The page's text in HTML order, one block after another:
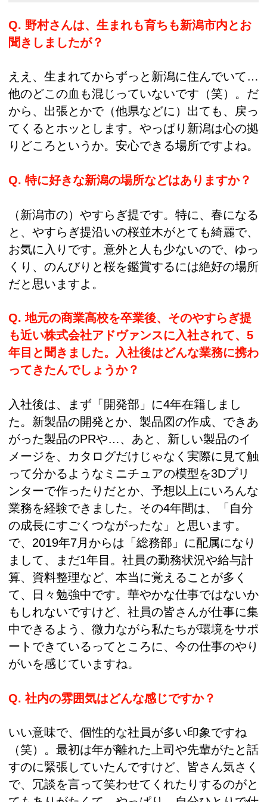
Q. 野村さんは、生まれも育ちも新潟市内とお
聞きしましたが？
ええ、生まれてからずっと新潟に住んでいて…
他のどこの血も混じっていないです（笑）。だ
から、出張とかで（他県などに）出ても、戻っ
てくるとホッとします。やっぱり新潟は心の拠
りどころというか。安心できる場所ですよね。
Q. 特に好きな新潟の場所などはありますか？
（新潟市の）やすらぎ提です。特に、春になる
と、やすらぎ提沿いの桜並木がとても綺麗で、
お気に入りです。意外と人も少ないので、ゆっ
くり、のんびりと桜を鑑賞するには絶好の場所
だと思いますよ。
Q. 地元の商業高校を卒業後、そのやすらぎ提
も近い株式会社アドヴァンスに入社されて、5
年目と聞きました。入社後はどんな業務に携わ
ってきたんでしょうか？
入社後は、まず「開発部」に4年在籍しまし
た。新製品の開発とか、製品図の作成、できあ
がった製品のPRや…、あと、新しい製品のイ
メージを、カタログだけじゃなく実際に見て触
って分かるようなミニチュアの模型を3Dプリ
ンターで作ったりだとか、予想以上にいろんな
業務を経験できました。その4年間は、「自分
の成長にすごくつながったな」と思います。
で、2019年7月からは「総務部」に配属になり
まして、まだ1年目。社員の勤務状況や給与計
算、資料整理など、本当に覚えることが多く
て、日々勉強中です。華やかな仕事ではないか
もしれないですけど、社員の皆さんが仕事に集
中できるよう、微力ながら私たちが環境をサポ
ートできているってところに、今の仕事のやり
がいを感じていますね。
Q. 社内の雰囲気はどんな感じですか？
いい意味で、個性的な社員が多い印象ですね
（笑）。最初は年が離れた上司や先輩がたと話
すのに緊張していたんですけど、皆さん気さく
で、冗談を言って笑わせてくれたりするのがと